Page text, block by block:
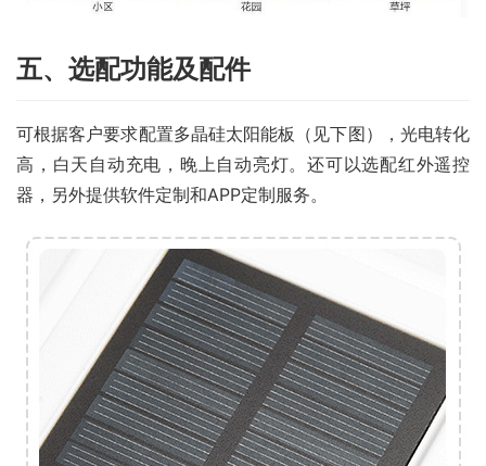
五、选配功能及配件
可根据客户要求配置多晶硅太阳能板（见下图），光电转化
高，白天自动充电，晚上自动亮灯。还可以选配红外遥控
器，另外提供软件定制和APP定制服务。